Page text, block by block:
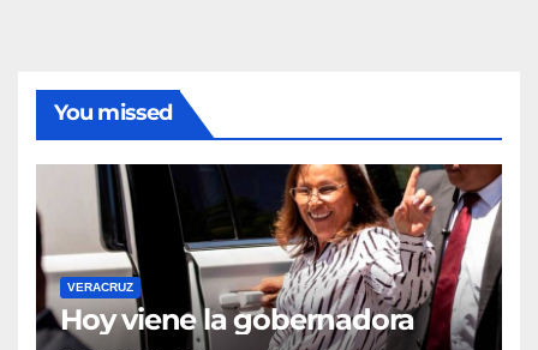
You missed
VERACRUZ
Hoy viene la gobernadora